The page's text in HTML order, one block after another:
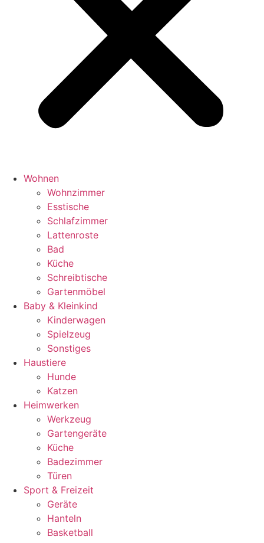
Wohnen
Wohnzimmer
Esstische
Schlafzimmer
Lattenroste
Bad
Küche
Schreibtische
Gartenmöbel
Baby & Kleinkind
Kinderwagen
Spielzeug
Sonstiges
Haustiere
Hunde
Katzen
Heimwerken
Werkzeug
Gartengeräte
Küche
Badezimmer
Türen
Sport & Freizeit
Geräte
Hanteln
Basketball